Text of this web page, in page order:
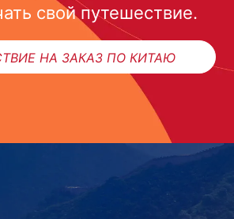
свой путешествие.
НА ЗАКАЗ ПО КИТАЮ